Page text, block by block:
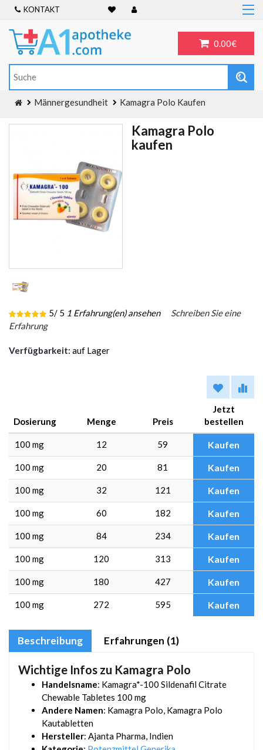
KONTAKT
0.00€
Home
Frauengesundheit
ADHS
Allergien
Männergesundheit Kamagra Polo Kaufen
Kamagra Polo
kaufen
5/ 5 1 Erfahrung(en) ansehen
Schreiben Sie eine
Erfahrung
Verfügbarkeit: auf Lager
Dosierung Menge Preis
Jetzt
bestellen
100 mg 12 59 Kaufen
100 mg 20 81 Kaufen
100 mg 32 121 Kaufen
100 mg 60 182 Kaufen
100 mg 84 234 Kaufen
100 mg 120 313 Kaufen
100 mg 180 427 Kaufen
100 mg 272 595 Kaufen
Beschreibung Erfahrungen (1)
Wichtige Infos zu Kamagra Polo
Handelsname: Kamagra*-100 Sildenafil Citrate
Chewable Tabletes 100 mg
Andere Namen: Kamagra Polo, Kamagra Polo
Kautabletten
Hersteller: Ajanta Pharma, Indien